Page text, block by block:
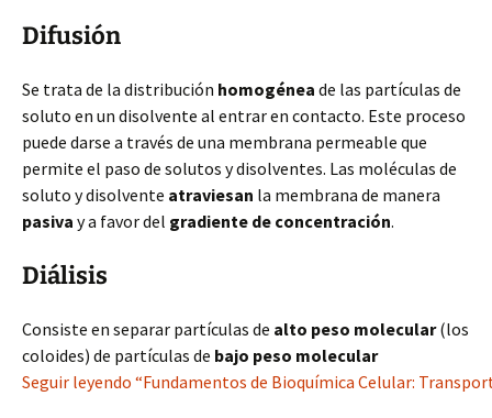
Difusión
Se trata de la distribución homogénea de las partículas de
soluto en un disolvente al entrar en contacto. Este proceso
puede darse a través de una membrana permeable que
permite el paso de solutos y disolventes. Las moléculas de
soluto y disolvente atraviesan la membrana de manera
pasiva y a favor del gradiente de concentración.
Diálisis
Consiste en separar partículas de alto peso molecular(los
coloides) de partículas de bajo peso molecular
Seguir leyendo “Fundamentos de Bioquímica Celular: